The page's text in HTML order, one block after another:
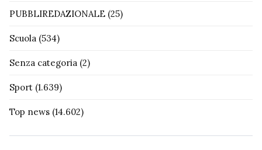
PUBBLIREDAZIONALE (25)
Scuola (534)
Senza categoria (2)
Sport (1.639)
Top news (14.602)